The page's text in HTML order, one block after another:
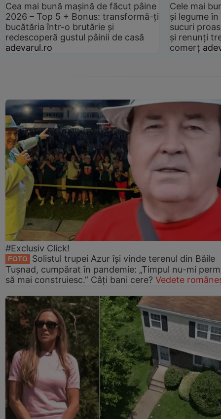
Cea mai bună mașină de făcut pâine
2026 – Top 5 + Bonus: transformă-ți
bucătăria într-o brutărie și
redescoperă gustul pâinii de casă
adevarul.ro
Cele mai
și legume
sucuri
și renunți
comerț
#Exclusiv Click!
FOTO
Solistul trupei Azur își vinde terenul din Băile
Tușnad, cumpărat în pandemie: „Timpul nu-mi
să mai construiesc.” Câți bani cere? Vedete